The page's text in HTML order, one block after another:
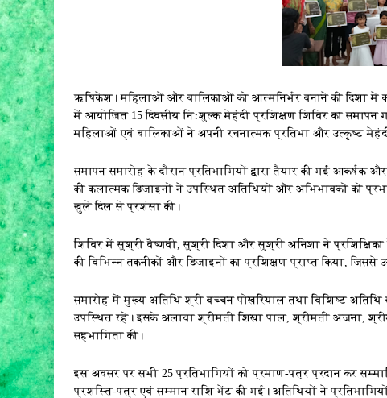
ऋषिकेश। महिलाओं और बालिकाओं को आत्मनिर्भर बनाने की दिशा में
में आयोजित 15 दिवसीय निःशुल्क मेहंदी प्रशिक्षण शिविर का समापन
महिलाओं एवं बालिकाओं ने अपनी रचनात्मक प्रतिभा और उत्कृष्ट
समापन समारोह के दौरान प्रतिभागियों द्वारा तैयार की गई
की कलात्मक डिजाइनों ने उपस्थित अतिथियों और अभिभावकों को
खुले दिल से प्रशंसा की।
शिविर में सुश्री वैष्णवी, सुश्री दिशा और सुश्री अनिशा ने
की विभिन्न तकनीकों और डिजाइनों का प्रशिक्षण प्राप्त किया,
समारोह में मुख्य अतिथि श्री बच्चन पोखरियाल तथा विशिष्ट
उपस्थित रहे। इसके अलावा श्रीमती शिखा पाल, श्रीमती अंजना,
सहभागिता की।
इस अवसर पर सभी 25 प्रतिभागियों को प्रमाण-पत्र प्रदान कर
प्रशस्ति-पत्र एवं सम्मान राशि भेंट की गई। अतिथियों ने